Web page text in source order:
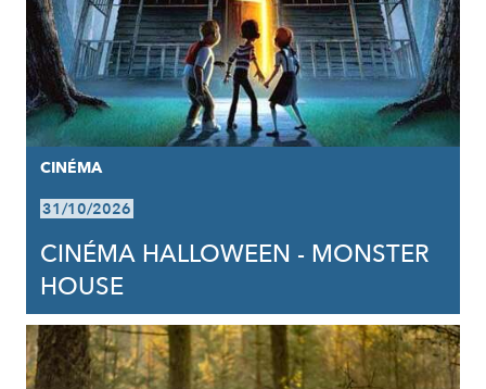
CINÉMA
31/10/2026
CINÉMA HALLOWEEN - MONSTER
HOUSE